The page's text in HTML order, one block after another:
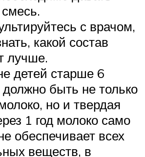
с врачом,
какой состав
лучше.
детей старше 6
быть не только
но и твердая
1 год молоко само
обеспечивает всех
веществ, в